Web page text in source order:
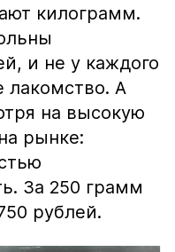
килограмм.
и не у каждого
лакомство. А
на высокую
рынке:
За 250 грамм
рублей.